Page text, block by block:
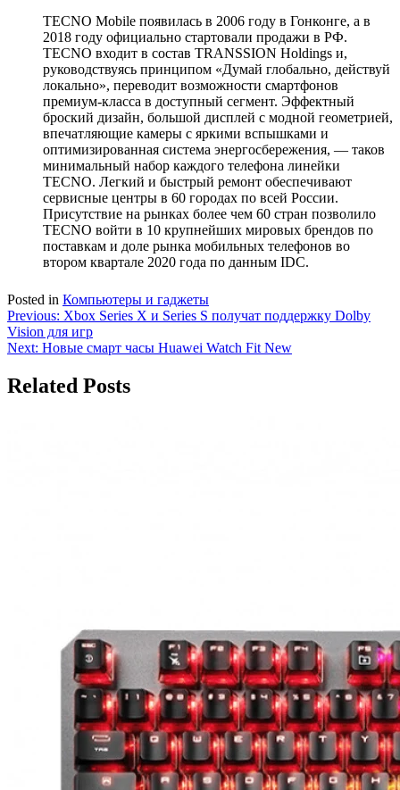
TECNO Mobile появилась в 2006 году в Гонконге, а в
2018 году официально стартовали продажи в РФ.
TECNO входит в состав TRANSSION Holdings и,
руководствуясь принципом «Думай глобально, действуй
локально», переводит возможности смартфонов
премиум-класса в доступный сегмент. Эффектный
броский дизайн, большой дисплей с модной геометрией,
впечатляющие камеры с яркими вспышками и
оптимизированная система энергосбережения, — таков
минимальный набор каждого телефона линейки
TECNO. Легкий и быстрый ремонт обеспечивают
сервисные центры в 60 городах по всей России.
Присутствие на рынках более чем 60 стран позволило
TECNO войти в 10 крупнейших мировых брендов по
поставкам и доле рынка мобильных телефонов во
втором квартале 2020 года по данным IDC.
Posted in Компьютеры и гаджеты
Навигация
по
Previous: Xbox Series X и Series S получат поддержку Dolby
Vision для игр
Next: Новые смарт часы Huawei Watch Fit New
Related Posts